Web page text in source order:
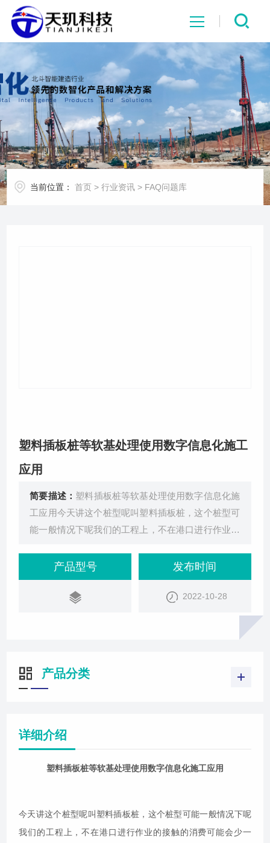
网站首页
系统中心
解决方案
项目案例
当前位置： 首页 >行业资讯 > FAQ问题库
塑料插板桩等软基处理使用数字信息化施工
应用
简要描述： 塑料插板桩等软基处理使用数字信息化施
工应用今天讲这个桩型呢叫塑料插板桩，这个桩型可
能一般情况下呢我们的工程上，不在港口进行作业的
那种饱和的含水率比较高的地区，类似于这个在我们
沿海地界一带进行了一些滩涂催田作业得到的一些陆
地。在这个时候呢需要进行快速的排水然后让我们的
这个软土地地基固结沉降下来。那么它的作业方式呢
产品型号 发布时间
2022-10-28
产品分类
详细介绍
塑料插板桩等软基处理使用数字信息化施工应用
今天讲这个桩型呢叫塑料插板桩，这个桩型可能一般情况下呢
我们的工程上，不在港口进行作业的接触的消费可能会少一